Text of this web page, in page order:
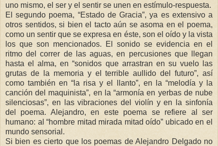
uno mismo, el ser y el sentir se unen en estímulo-respuesta.
El segundo poema, “Estado de Gracia”, ya es extensivo a
otros sentidos, si bien el tacto aún se asoma en el poema,
como un sentir que se expresa en éste, son el oído y la vista
los que son mencionados. El sonido se evidencia en el
ritmo del correr de las aguas, en percusiones que llegan
hasta el alma, en “sonidos que arrastran en su vuelo las
grutas de la memoria y el terrible aullido del futuro”, así
como también en “la risa y el llanto”, en la “melodía y la
canción del maquinista”, en la “armonía en yerbas de nube
silenciosas”, en las vibraciones del violín y en la sinfonía
del poema. Alejandro, en este poema se refiere al ser
humano: al “hombre mitad mirada mitad oído” ubicado en el
mundo sensorial.
Si bien es cierto que los poemas de Alejandro Delgado no